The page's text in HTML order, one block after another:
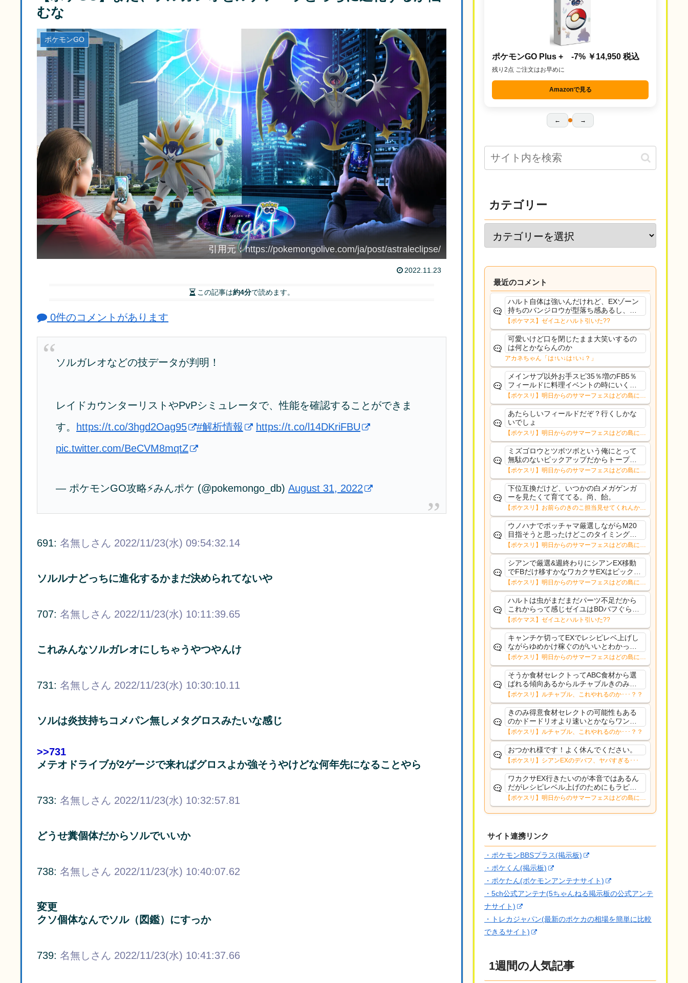
むな
ポケモンGO
引用元：https://pokemongolive.com/ja/post/astraleclipse/
2022.11.23
この記事は約4分で読めます。
0件のコメントがあります
ソルガレオなどの技データが判明！
レイドカウンターリストやPvPシミュレータで、性能を確認することができま
す。
https://t.co/3hgd2Oag95 #解析情報
https://t.co/l14DKriFBU
pic.twitter.com/BeCVM8mqtZ
— ポケモンGO攻略⚡みんポケ (@pokemongo_db) August 31, 2022
691: 名無しさん 2022/11/23(水) 09:54:32.14
ソルルナどっちに進化するかまだ決められてないや
707: 名無しさん 2022/11/23(水) 10:11:39.65
これみんなソルガレオにしちゃうやつやんけ
731: 名無しさん 2022/11/23(水) 10:30:10.11
ソルは炎技持ちコメパン無しメタグロスみたいな感じ
>>731
メテオドライブが2ゲージで来ればグロスよか強そうやけどな何年先になることやら
733: 名無しさん 2022/11/23(水) 10:32:57.81
どうせ糞個体だからソルでいいか
738: 名無しさん 2022/11/23(水) 10:40:07.62
変更
クソ個体なんでソル（図鑑）にすっか
739: 名無しさん 2022/11/23(水) 10:41:37.66
ポケモンGO Plus + -7% ￥14,950 税込
残り2点 ご注文はお早めに
Amazonで見る
← →
カテゴリー
最近のコメント
ハルト自体は強いんだけれど、EXゾーン
持ちのバンジロウが型落ち感あるし、ま
ともなサポート役も居ないのがキツイ感
じ。アルコスコルニみたいなキャラが来
たら、ハルトの評価は一気に上がると思
うよ。
【ポケマス】ゼイユとハルト引いた??
可愛いけど口を閉じたまま大笑いするの
は何とかならんのか
アカネちゃん「は↑い↓は↑い↓？」
メインサブ以外お手スピ35％増のFB5％
フィールドに料理イベントの時にいくの
はただのアホでしょろくに料理も作れな
いか作れても料理チャンス乗せられない
上に作ってもレシピレベルも上がらんし
【ポケスリ】明日からのサマーフェスはどの島に行
く？？12日㈬からはNMD
あたらしいフィールドだぞ？行くしかな
いでしょ
【ポケスリ】明日からのサマーフェスはどの島に行
く？？12日㈬からはNMD
ミズゴロウとツボツボという俺にとって
無駄のないピックアップだからトープだ
わルチャブルもそこまでな性能っぽいし
安心していける
【ポケスリ】明日からのサマーフェスはどの島に行
く？？12日㈬からはNMD
下位互換だけど、いつかの白メガゲンガ
ーを見たくて育ててる。尚、飴。
【ポケスリ】お前らのきのこ担当見せてくれんか…
ウノハナでポッチャマ厳選しながらM20
目指そうと思ったけどこのタイミングで
目指す意味もないことに気づいたそれな
ら10%デバフ受け入れてもリサexゆめか
け集めつつFB配れるワカクサEXの方がい
いかな〜
【ポケスリ】明日からのサマーフェスはどの島に行
く？？12日㈬からはNMD
シアンで厳選&週終わりにシアンEX移動
でFBだけ移すかなワカクサEXはピックア
ップ出てくる確率低すぎるルチャブルも
食材セレクトでそんなガチ性能でもない
からラピス行くほどでもないし
【ポケスリ】明日からのサマーフェスはどの島に行
く？？12日㈬からはNMD
ハルトは虫がまだまだパーツ不足だから
これからって感じゼイユはBDバフぐらい
技1で配れるようにしてほしかった
【ポケマス】ゼイユとハルト引いた??
キャンチケ切ってEXでレシピレベ上げし
ながらゆめかけ稼ぐのがいいとわかって
るのだが、ルチャルブルごときに切るよ
りデカヌチャン(きのバ)に期待してゆった
りトープ
【ポケスリ】明日からのサマーフェスはどの島に行
く？？12日㈬からはNMD
そうか食材セレクトってABC食材から選
ばれる傾向あるからルチャブルきのみ得
意でもない限り挽回きついのか。肝心の
ハーブミートジンジャーのAAA共はデバ
フ受けても強そうな面子だもんなぁ
【ポケスリ】ルチャブル、これやれるのか･･･？？
きのみ得意食材セレクトの可能性もある
のかドードリオより速いとかならワンチ
ャン…？
【ポケスリ】ルチャブル、これやれるのか･･･？？
おつかれ様です！よく休んでください。
【ポケスリ】シアンEXのデバフ、ヤバすぎる･･･
ワカクサEX行きたいのが本音ではあるん
だがレシピレベル上げのためにもラピス
かもワカクサEXのデバフ受けながらのレ
シピ上げってかなりストレス有るんよド
ードー厳選とルチャブル寝顔も取っとき
【ポケスリ】明日からのサマーフェスはどの島に行
く？？12日㈬からはNMD
サイト連携リンク
・ポケモンBBSプラス(掲示板)
・ポケくん(掲示板)
・ポケたん(ポケモンアンテナサイト)
・5ch公式アンテナ(5ちゃんねる掲示板の公式アンテ
ナサイト)
・トレカジャパン(最新のポケカの相場を簡単に比較
できるサイト)
1週間の人気記事